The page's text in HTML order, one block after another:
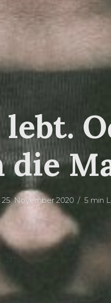
die
25. November 2020 5 min